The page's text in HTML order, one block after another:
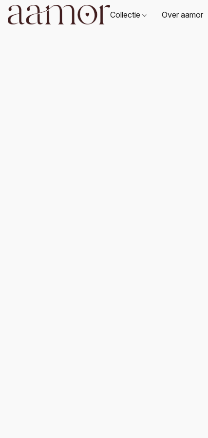
Collectie Over aamor